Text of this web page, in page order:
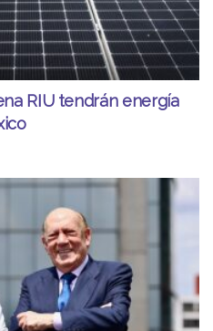
RIU tendrán energía